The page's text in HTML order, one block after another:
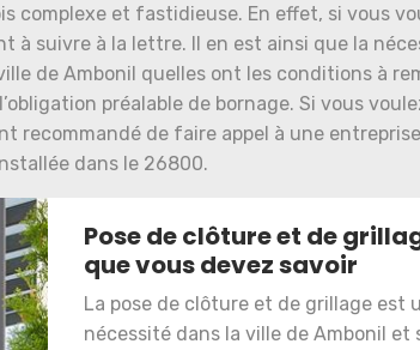
complexe et fastidieuse. En effet, si vous
à suivre à la lettre. Il en est ainsi que la
de Ambonil quelles ont les conditions à
préalable de bornage. Si vous
recommandé de faire appel à une
dans le 26800.
Pose de clôture et de
que vous devez savoir
La pose de clôture et de grillage est
nécessité dans la ville de Ambonil et